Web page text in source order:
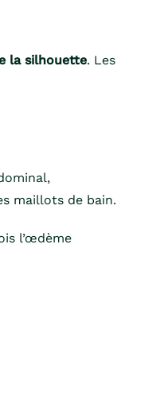
la silhouette. Les
maillots de bain.
l’œdème